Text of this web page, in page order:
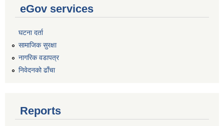
eGov services
घटना दर्ता
सामाजिक सुरक्षा
नागरिक वडापत्र
निवेदनको ढाँचा
Reports